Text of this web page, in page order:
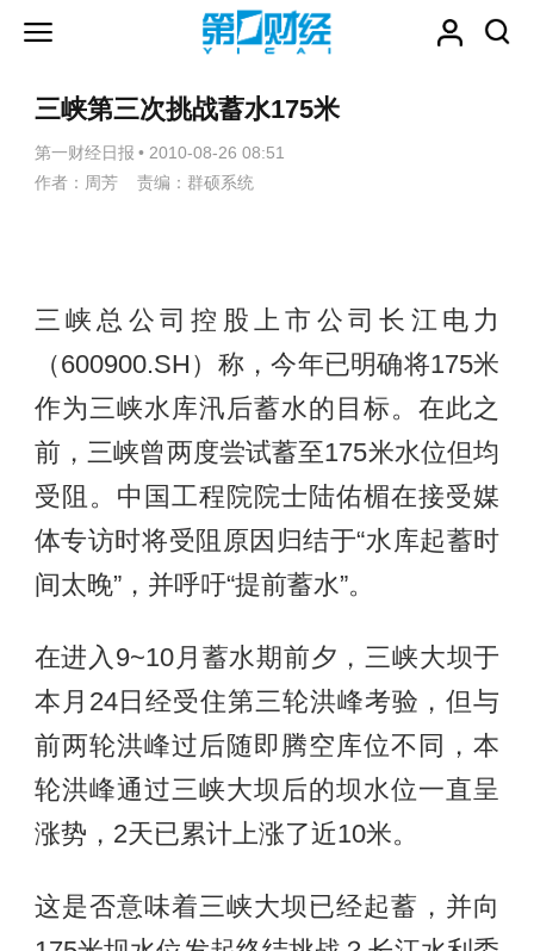
三峡第三次挑战蓄水175米
第一财经日报 • 2010-08-26 08:51
作者：周芳 责编：群硕系统
三峡总公司控股上市公司长江电力
（600900.SH）称，今年已明确将175米
作为三峡水库汛后蓄水的目标。在此之
前，三峡曾两度尝试蓄至175米水位但均
受阻。中国工程院院士陆佑楣在接受媒
体专访时将受阻原因归结于“水库起蓄时
间太晚”，并呼吁“提前蓄水”。
在进入9~10月蓄水期前夕，三峡大坝于
本月24日经受住第三轮洪峰考验，但与
前两轮洪峰过后随即腾空库位不同，本
轮洪峰通过三峡大坝后的坝水位一直呈
涨势，2天已累计上涨了近10米。
这是否意味着三峡大坝已经起蓄，并向